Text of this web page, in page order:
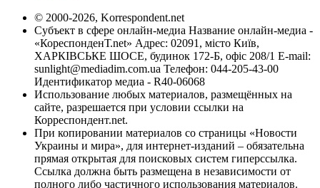
© 2000-2026, Korrespondent.net
Субъект в сфере онлайн-медиа Название онлайн-медиа -
«КореспонденТ.net» Адрес: 02091, місто Київ,
ХАРКІВСЬКЕ ШОСЕ, будинок 172-Б, офіс 208/1 E-mail:
sunlight@mediadim.com.ua Телефон: 044-205-43-00
Идентификатор медиа - R40-06068
Использование любых материалов, размещённых на
сайте, разрешается при условии ссылки на
Корреспондент.net.
При копировании материалов со страницы «Новости
Украины и мира», для интернет-изданий – обязательна
прямая открытая для поисковых систем гиперссылка.
Ссылка должна быть размещена в независимости от
полного либо частичного использования материалов.